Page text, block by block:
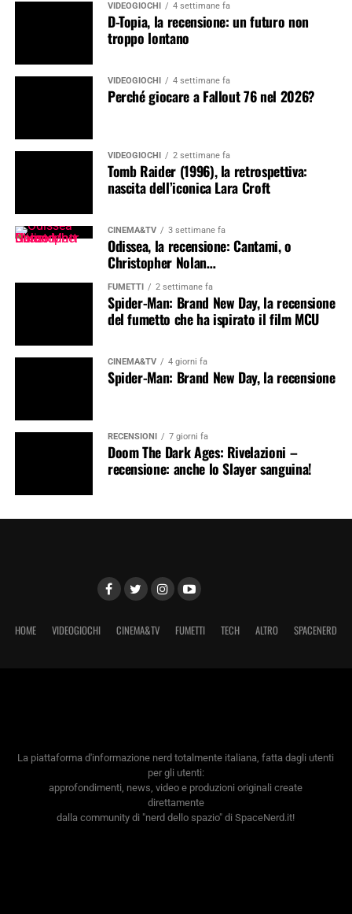
VIDEOGIOCHI 4 settimane fa
D-Topia, la recensione: un futuro non
troppo lontano
VIDEOGIOCHI 4 settimane fa
Perché giocare a Fallout 76 nel 2026?
VIDEOGIOCHI 2 settimane fa
Tomb Raider (1996), la retrospettiva:
nascita dell’iconica Lara Croft
CINEMA&TV 3 settimane fa
Odissea, la recensione: Cantami, o
Christopher Nolan…
FUMETTI 2 settimane fa
Spider-Man: Brand New Day, la recensione
del fumetto che ha ispirato il film MCU
CINEMA&TV 4 giorni fa
Spider-Man: Brand New Day, la recensione
RECENSIONI 7 giorni fa
Doom The Dark Ages: Rivelazioni –
recensione: anche lo Slayer sanguina!
HOME VIDEOGIOCHI CINEMA&TV FUMETTI TECH ALTRO SPACENERD
La piattaforma d'informazione nerd totalmente italiana, fatta dagli utenti
per gli utenti:
approfondimenti, news, video e produzioni originali create
direttamente
dalla community di "nerd dello spazio" di SpaceNerd.it!